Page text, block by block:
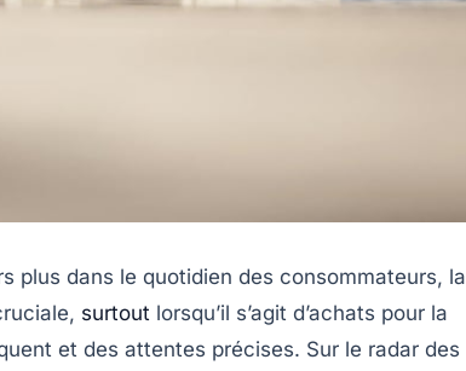
plus dans le quotidien des consommateurs, la
surtout lorsqu’il s’agit d’achats pour la
et des attentes précises. Sur le radar des